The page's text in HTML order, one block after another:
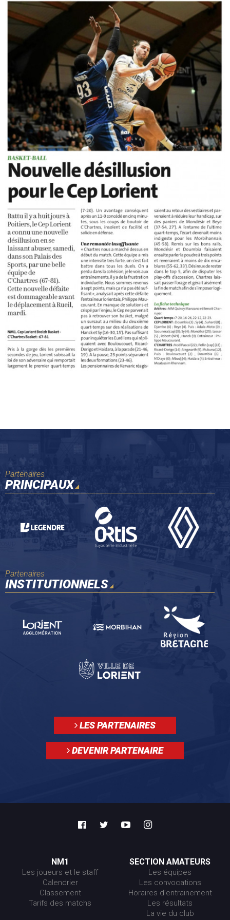
Partenaires
PRINCIPAUX
Partenaires
INSTITUTIONNELS
LES PARTENAIRES
DEVENIR PARTENAIRE
NM1
Les joueurs et le staff
Calendrier
Classement
Tarifs des matchs
SECTION AMATEURS
Les équipes
Les convocations
Horaires d’entrainement
Les résultats
La vie du club